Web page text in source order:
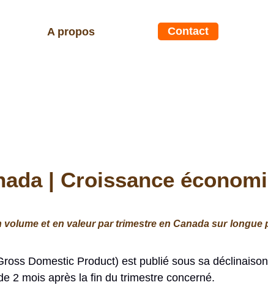
A propos Contact
| Croissance
et en valeur par trimestre en Canada sur longue
Domestic Product) est publié sous sa
2 mois après la fin du trimestre concerné.